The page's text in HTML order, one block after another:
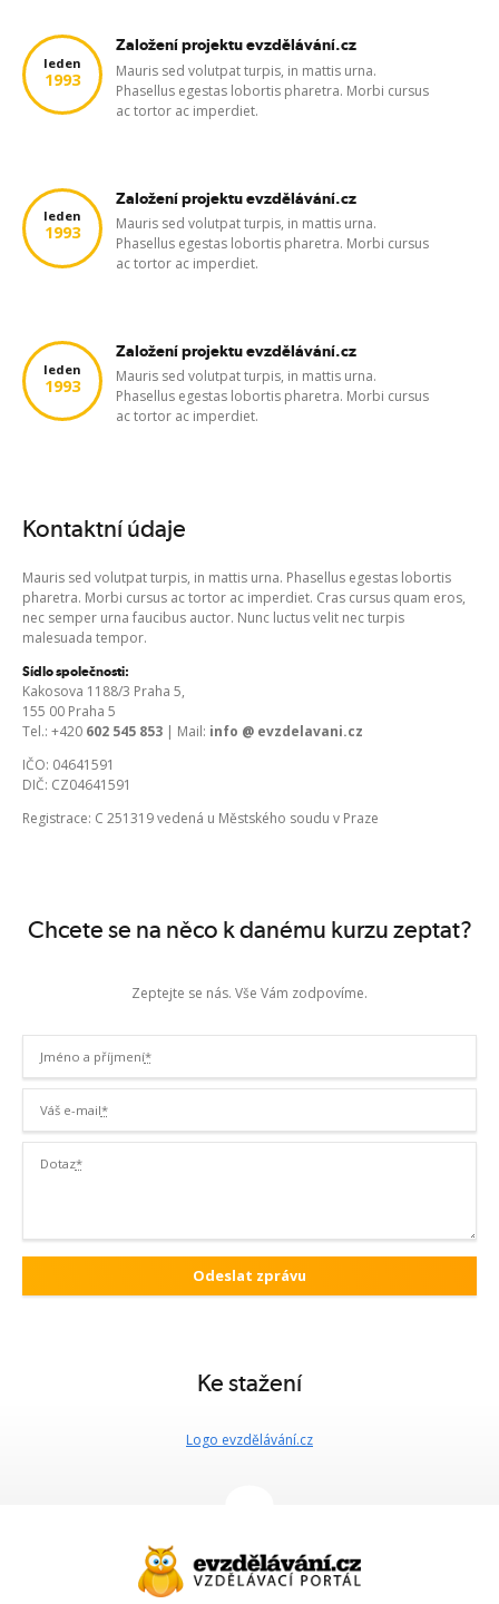
Založení projektu evzdělávání.cz
leden
1993
Mauris sed volutpat turpis, in mattis urna.
Phasellus egestas lobortis pharetra. Morbi cursus
ac tortor ac imperdiet.
Založení projektu evzdělávání.cz
leden
1993
Mauris sed volutpat turpis, in mattis urna.
Phasellus egestas lobortis pharetra. Morbi cursus
ac tortor ac imperdiet.
Založení projektu evzdělávání.cz
leden
1993
Mauris sed volutpat turpis, in mattis urna.
Phasellus egestas lobortis pharetra. Morbi cursus
ac tortor ac imperdiet.
Kontaktní údaje
Mauris sed volutpat turpis, in mattis urna. Phasellus egestas lobortis
pharetra. Morbi cursus ac tortor ac imperdiet. Cras cursus quam eros,
nec semper urna faucibus auctor. Nunc luctus velit nec turpis
malesuada tempor.
Sídlo společnosti:
Kakosova 1188/3 Praha 5,
155 00 Praha 5
Tel.: +420 602 545 853 | Mail: info @ evzdelavani.cz
IČO: 04641591
DIČ: CZ04641591
Registrace: C 251319 vedená u Městského soudu v Praze
Chcete se na něco k danému kurzu zeptat?
Zeptejte se nás. Vše Vám zodpovíme.
Jméno a příjmení*
Váš e-mail*
Dotaz*
Ke stažení
Logo evzdělávání.cz